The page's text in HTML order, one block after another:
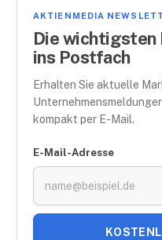
AKTIENMEDIA
Die wichtigsten
ins Postfach
Erhalten Sie aktuelle
kompakt per E-Mail.
E-Mail-Adresse